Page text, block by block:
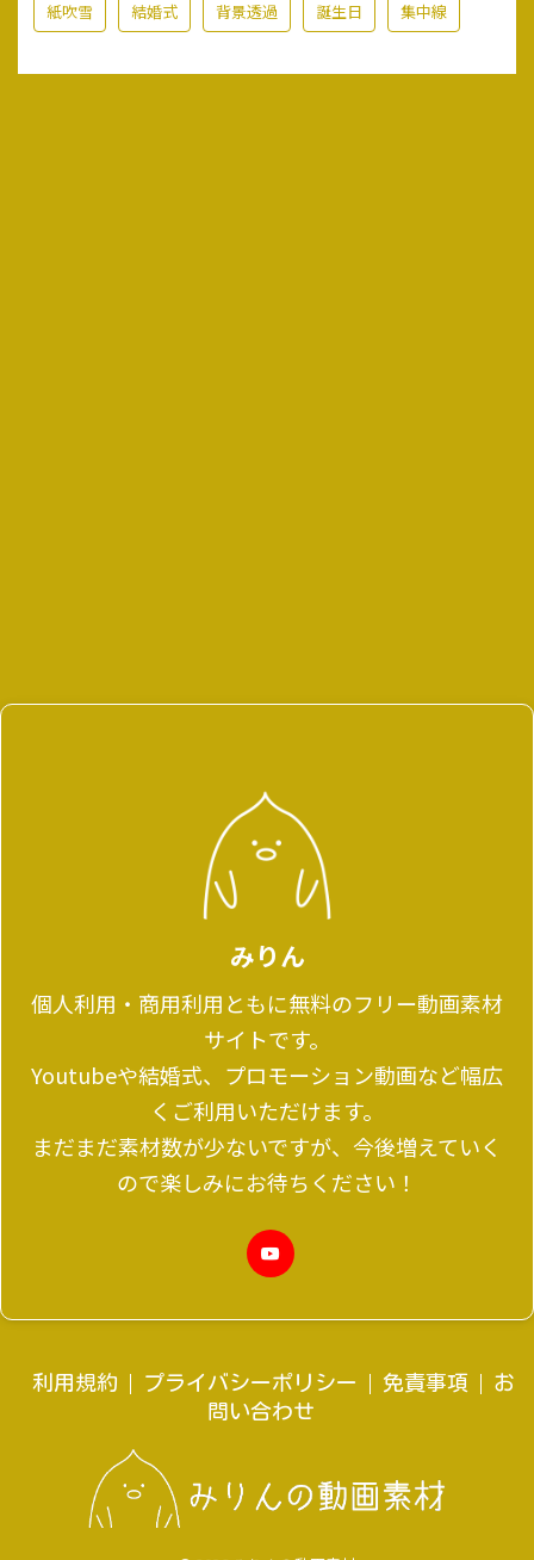
紙吹雪 結婚式 背景透過 誕生日 集中線
みりん
個人利用・商用利用ともに無料のフリー動画素材
サイトです。
Youtubeや結婚式、プロモーション動画など幅広
くご利用いただけます。
まだまだ素材数が少ないですが、今後増えていく
ので楽しみにお待ちください！
利用規約 プライバシーポリシー 免責事項
お
問い合わせ